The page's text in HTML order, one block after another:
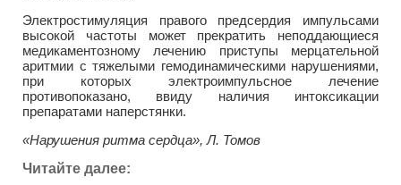
Электростимуляция правого предсердия импульсами
высокой частоты может прекратить неподдающиеся
медикаментозному лечению приступы мерцательной
аритмии с тяжелыми гемодинамическими нарушениями,
при которых электроимпульсное лечение
противопоказано, ввиду наличия интоксикации
препаратами наперстянки.
«Нарушения ритма сердца», Л. Томов
Читайте далее: